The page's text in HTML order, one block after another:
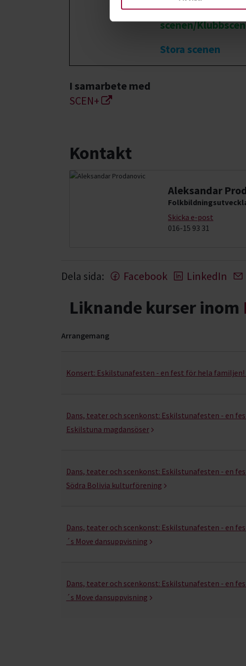
Runda
scenen/
Stora scenen
I samarbete med
SCEN+
Kontakt
Aleksandar
Skicka e-post
016-15 93 31
Dela sida: Facebook LinkedIn
Liknande kurser inom
Arrangemang
Konsert: Eskilstunafesten - en fest för hela familjen!
Dans, teater och scenkonst: Eskilstunafesten - en
Eskilstuna magdansöser
Dans, teater och scenkonst: Eskilstunafesten - en
Södra Bolivia kulturförening
Dans, teater och scenkonst: Eskilstunafesten - en
´s Move dansuppvisning
Dans, teater och scenkonst: Eskilstunafesten - en
´s Move dansuppvisning